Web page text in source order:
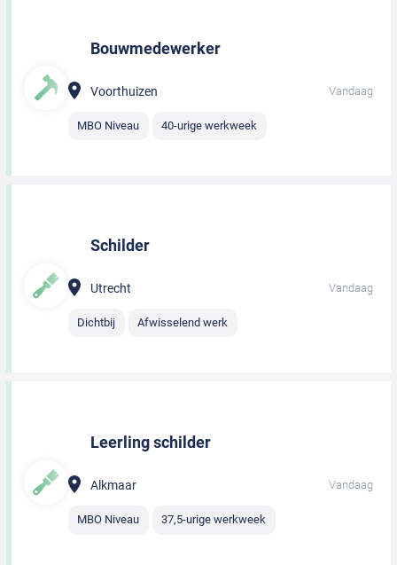
Bouwmedewerker
Voorthuizen Vandaag
MBO Niveau 40-urige werkweek
Schilder
Utrecht Vandaag
Dichtbij Afwisselend werk
Leerling schilder
Alkmaar Vandaag
MBO Niveau 37,5-urige werkweek